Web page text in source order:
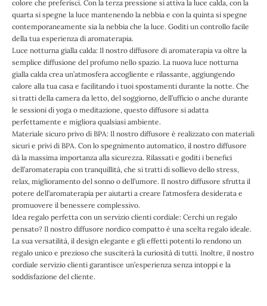
colore che preferisci. Con la terza pressione si attiva la luce calda, con la
quarta si spegne la luce mantenendo la nebbia e con la quinta si spegne
contemporaneamente sia la nebbia che la luce. Goditi un controllo facile
della tua esperienza di aromaterapia.
Luce notturna gialla calda: Il nostro diffusore di aromaterapia va oltre la
semplice diffusione del profumo nello spazio. La nuova luce notturna
gialla calda crea un’atmosfera accogliente e rilassante, aggiungendo
calore alla tua casa e facilitando i tuoi spostamenti durante la notte. Che
si tratti della camera da letto, del soggiorno, dell’ufficio o anche durante
le sessioni di yoga o meditazione, questo diffusore si adatta
perfettamente e migliora qualsiasi ambiente.
Materiale sicuro privo di BPA: Il nostro diffusore è realizzato con materiali
sicuri e privi di BPA. Con lo spegnimento automatico, il nostro diffusore
dà la massima importanza alla sicurezza. Rilassati e goditi i benefici
dell’aromaterapia con tranquillità, che si tratti di sollievo dello stress,
relax, miglioramento del sonno o dell’umore. Il nostro diffusore sfrutta il
potere dell’aromaterapia per aiutarti a creare l’atmosfera desiderata e
promuovere il benessere complessivo.
Idea regalo perfetta con un servizio clienti cordiale: Cerchi un regalo
pensato? Il nostro diffusore nordico compatto è una scelta regalo ideale.
La sua versatilità, il design elegante e gli effetti potenti lo rendono un
regalo unico e prezioso che susciterà la curiosità di tutti. Inoltre, il nostro
cordiale servizio clienti garantisce un’esperienza senza intoppi e la
soddisfazione del cliente.